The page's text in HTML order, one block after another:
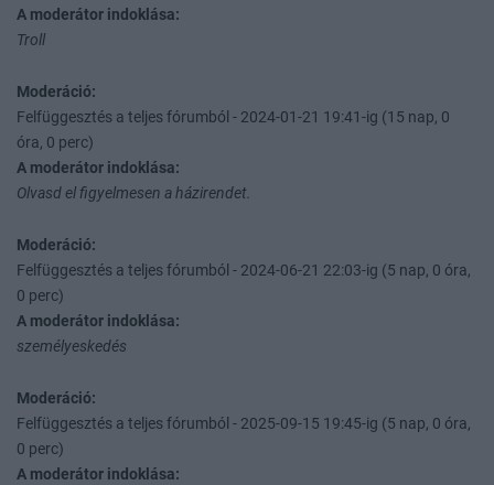
A moderátor indoklása:
Troll
Moderáció:
Felfüggesztés a teljes fórumból - 2024-01-21 19:41-ig (15 nap, 0
óra, 0 perc)
A moderátor indoklása:
Olvasd el figyelmesen a házirendet.
Moderáció:
Felfüggesztés a teljes fórumból - 2024-06-21 22:03-ig (5 nap, 0 óra,
0 perc)
A moderátor indoklása:
személyeskedés
Moderáció:
Felfüggesztés a teljes fórumból - 2025-09-15 19:45-ig (5 nap, 0 óra,
0 perc)
A moderátor indoklása: